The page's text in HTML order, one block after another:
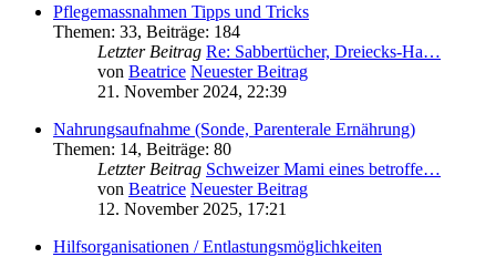
Pflegemassnahmen Tipps und Tricks
Themen: 33, Beiträge: 184
Letzter Beitrag Re: Sabbertücher, Dreiecks-Ha…
von Beatrice Neuester Beitrag
21. November 2024, 22:39
Nahrungsaufnahme (Sonde, Parenterale Ernährung)
Themen: 14, Beiträge: 80
Letzter Beitrag Schweizer Mami eines betroffe…
von Beatrice Neuester Beitrag
12. November 2025, 17:21
Hilfsorganisationen / Entlastungsmöglichkeiten